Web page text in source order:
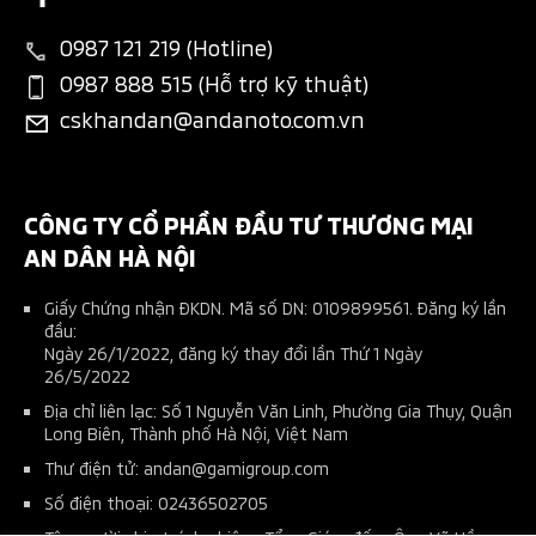
New Xpander Cross
All-New Triton
Pajero Sport
Đăng ký lái thử
Phụ kiện chính hãng
Đặt lịch dịch vụ
Ứng dụng Mitsubishi Connect+
Kế hoạch bảo dưỡng xe
Tin tuyển dụng
Liên hệ
0987 121 219 (Hotline)
0987 888 515 (Hỗ trợ kỹ thuật)
cskhandan@andanoto.com.vn
CÔNG TY CỔ PHẦN ĐẦU TƯ THƯƠNG MẠI
AN DÂN HÀ NỘI
Giấy Chứng nhận ĐKDN. Mã số DN: 0109899561. Đăng ký lần
đầu:
Ngày 26/1/2022, đăng ký thay đổi lần Thứ 1 Ngày
26/5/2022
Địa chỉ liên lạc: Số 1 Nguyễn Văn Linh, Phường Gia Thụy, Quận
Long Biên, Thành phố Hà Nội, Việt Nam
Thư điện tử: andan@gamigroup.com
Số điện thoại: 02436502705